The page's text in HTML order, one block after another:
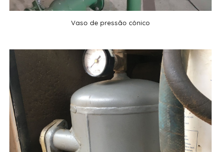
Vaso de pressão cônico